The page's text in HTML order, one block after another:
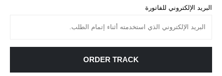
البريد الإلكتروني للفاتورة
ORDER TRACK